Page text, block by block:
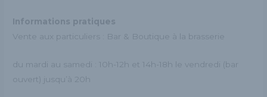
Informations pratiques
Vente aux particuliers : Bar & Boutique à la brasserie
du mardi au samedi : 10h-12h et 14h-18h le vendredi (bar
ouvert) jusqu’à 20h